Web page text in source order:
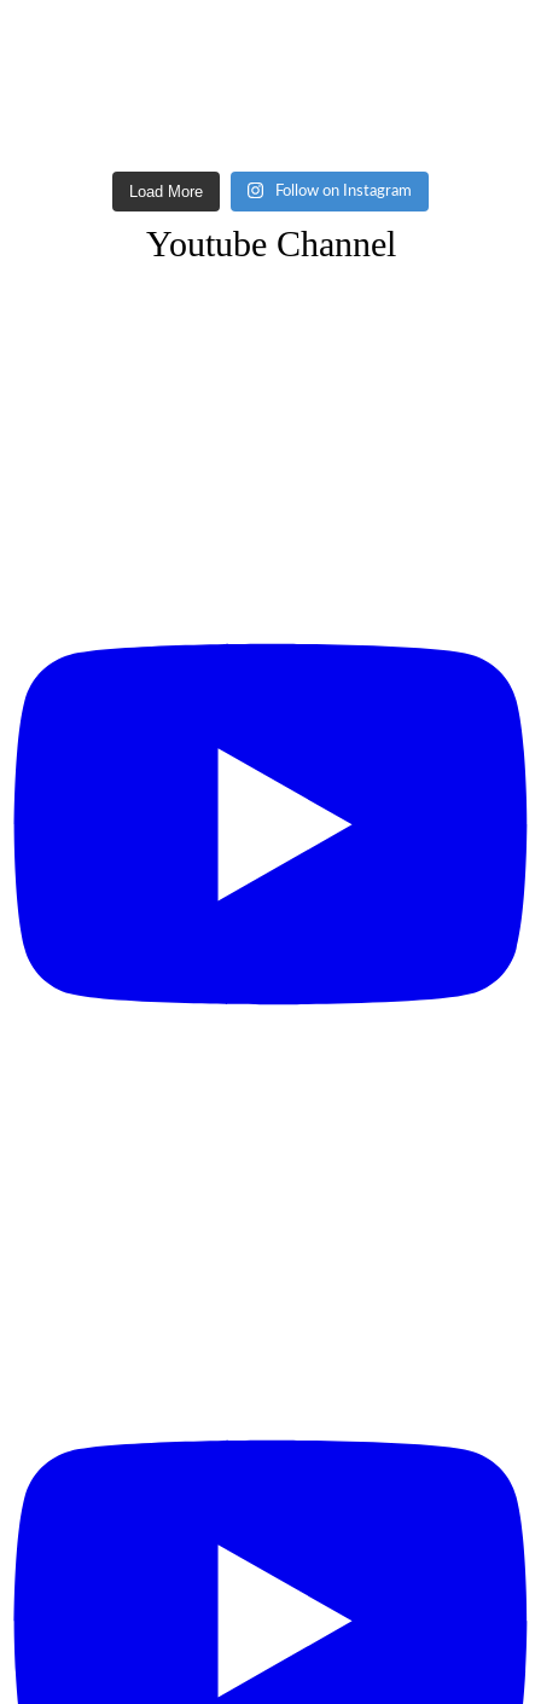
Load More Follow on Instagram
Youtube Channel